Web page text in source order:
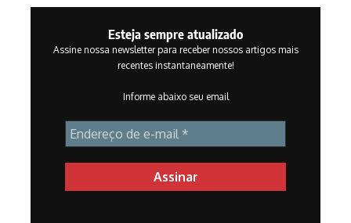
Esteja sempre atualizado
Assine nossa newsletter para receber nossos artigos mais
recentes instantaneamente!
Informe abaixo seu email